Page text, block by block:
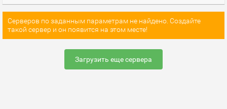
Серверов по заданным параметрам не найдено. Создайте
такой сервер и он появится на этом месте!
Загрузить еще сервера